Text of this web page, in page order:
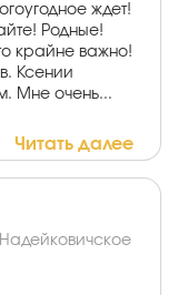
ждет!
Родные!
крайне важно!
Ксении
Мне очень...
Читать далее